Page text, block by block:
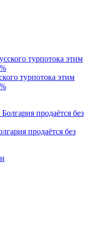
турпотока этим
продаётся без